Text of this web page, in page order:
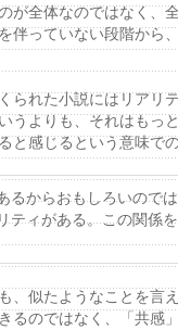
が全体なのではなく、
伴っていない段階から
られた小説にはリアリ
うよりも、それはもっ
と感じるという意味で
るからおもしろいので
ティがある。この関係
、似たようなことを言
るのではなく、「共感